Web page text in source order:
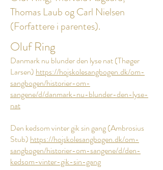
Thomas Laub og Carl Nielsen
(Forfattere i parentes).
Oluf Ring
Danmark nu blunder den lyse nat (Thøger
Larsen) https://hojskolesangbogen.dk/om-
sangbogen/historier-om-
sangene/d/danmark-nu-blunder-den-lyse-
nat
Den kedsom vinter gik sin gang (Ambrosius
Stub) https://hojskolesangbogen.dk/om-
sangbogen/historier-om-sangene/d/den-
kedsom-vinter-gik-sin-gang